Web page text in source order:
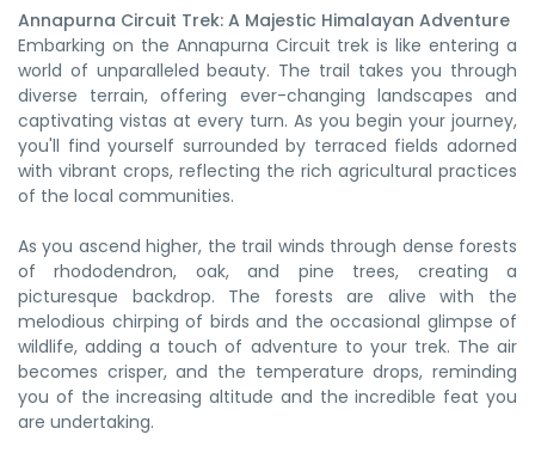
Annapurna Circuit Trek: A Majestic Himalayan Adventure
Embarking on the Annapurna Circuit trek is like entering a
world of unparalleled beauty. The trail takes you through
diverse terrain, offering ever-changing landscapes and
captivating vistas at every turn. As you begin your journey,
you'll find yourself surrounded by terraced fields adorned
with vibrant crops, reflecting the rich agricultural practices
of the local communities.
As you ascend higher, the trail winds through dense forests
of rhododendron, oak, and pine trees, creating a
picturesque backdrop. The forests are alive with the
melodious chirping of birds and the occasional glimpse of
wildlife, adding a touch of adventure to your trek. The air
becomes crisper, and the temperature drops, reminding
you of the increasing altitude and the incredible feat you
are undertaking.